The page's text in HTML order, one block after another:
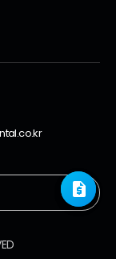
request_quote
request_quote